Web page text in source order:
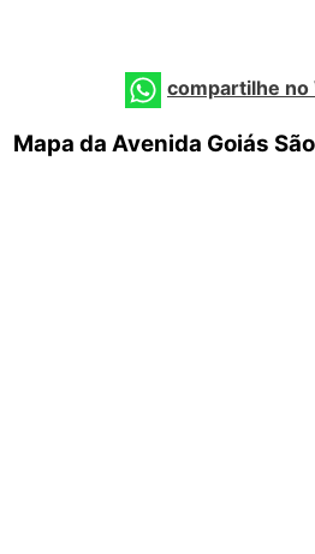
compartilhe no
Mapa da Avenida Goiás